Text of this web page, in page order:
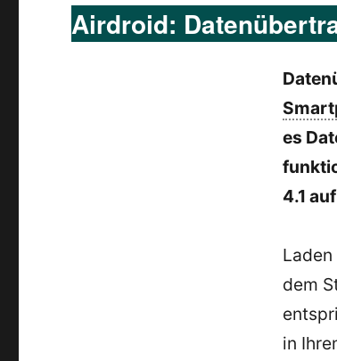
Airdroid:
es
4.1
Laden
dem
in